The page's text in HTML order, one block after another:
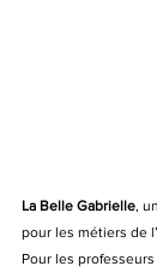
La Belle Gabrielle,
pour les métiers de
Pour les